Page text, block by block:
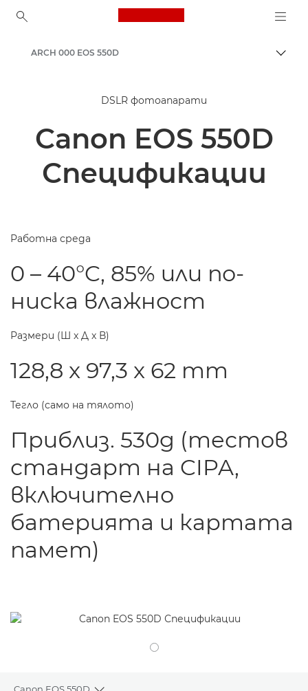
Canon Logo, back to
ARCH 000 EOS 550D
DSLR фотоапарати
Canon EOS 550D
Спецификации
Работна среда
0 – 40°C, 85% или по-
ниска влажност
Размери (Ш x Д x В)
128,8 x 97,3 x 62 mm
Тегло (само на тялото)
Приблиз. 530g (тестов
стандарт на CIPA,
включително
батерията и картата
памет)
Canon EOS 550D